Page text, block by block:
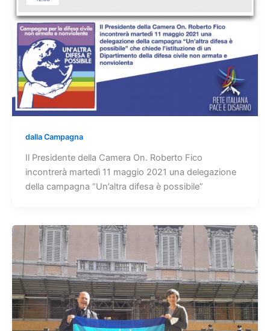
dalla Campagna
Il Presidente della Camera On. Roberto Fico
incontrerà martedì 11 maggio 2021 una delegazione
della campagna “Un’altra difesa è possibile”